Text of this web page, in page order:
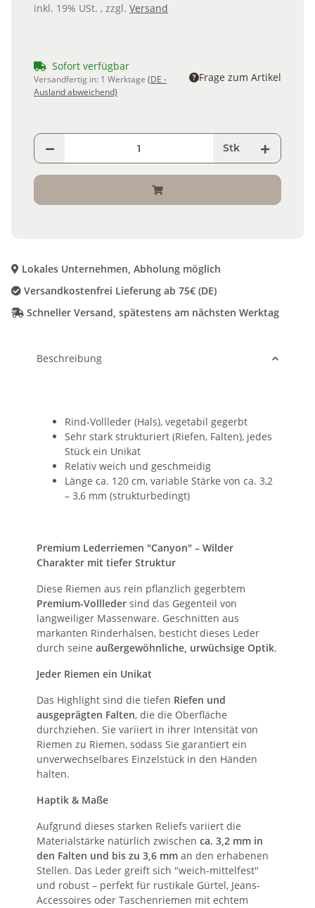
inkl. 19% USt. , zzgl. Versand
Sofort verfügbar
Versandfertig in: 1 Werktage (DE -
Ausland abweichend)
Frage zum Artikel
Stk
Lokales Unternehmen, Abholung möglich
Versandkostenfrei Lieferung ab 75€ (DE)
Schneller Versand, spätestens am nächsten Werktag
Beschreibung
Rind-Vollleder (Hals), vegetabil gegerbt
Sehr stark strukturiert (Riefen, Falten), jedes
Stück ein Unikat
Relativ weich und geschmeidig
Länge ca. 120 cm, variable Stärke von ca. 3,2
– 3,6 mm (strukturbedingt)
Premium Lederriemen "Canyon" – Wilder
Charakter mit tiefer Struktur
Diese Riemen aus rein pflanzlich gegerbtem
Premium-Vollleder sind das Gegenteil von
langweiliger Massenware. Geschnitten aus
markanten Rinderhälsen, besticht dieses Leder
durch seine außergewöhnliche, urwüchsige Optik.
Jeder Riemen ein Unikat
Das Highlight sind die tiefen Riefen und
ausgeprägten Falten, die die Oberfläche
durchziehen. Sie variiert in ihrer Intensität von
Riemen zu Riemen, sodass Sie garantiert ein
unverwechselbares Einzelstück in den Händen
halten.
Haptik & Maße
Aufgrund dieses starken Reliefs variiert die
Materialstärke natürlich zwischen ca. 3,2 mm in
den Falten und bis zu 3,6 mm an den erhabenen
Stellen. Das Leder greift sich "weich-mittelfest"
und robust – perfekt für rustikale Gürtel, Jeans-
Accessoires oder Taschenriemen mit echtem